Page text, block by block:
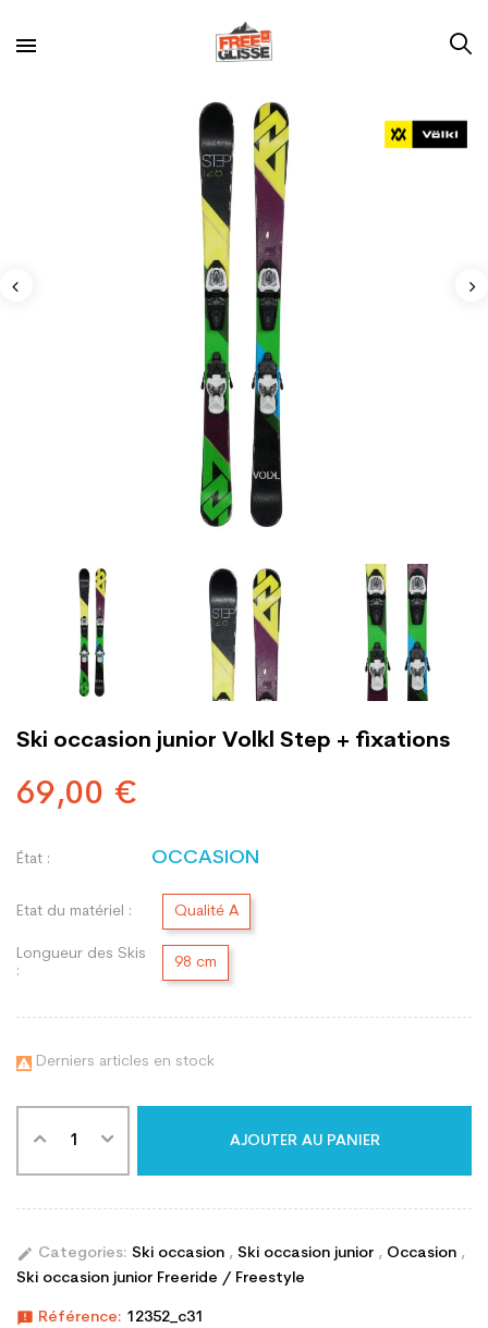
Ski occasion junior Volkl Step + fixations
69,00 €
État : OCCASION
Etat du matériel : Qualité A
Longueur des Skis
:
98 cm
 Derniers articles en stock
AJOUTER AU PANIER
edit Categories: Ski occasion , Ski occasion junior , Occasion ,
Ski occasion junior Freeride / Freestyle
announcement Référence: 12352_c31